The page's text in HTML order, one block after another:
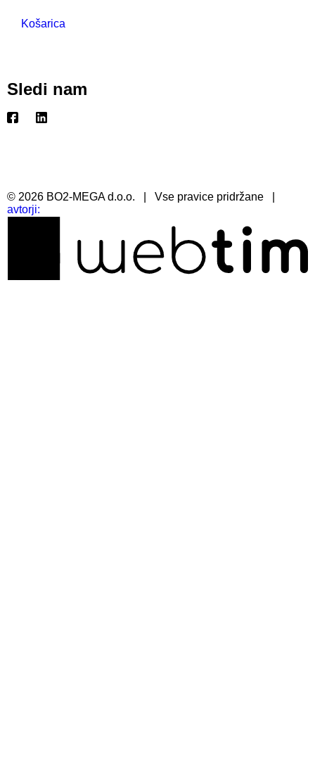
Košarica
Sledi nam
© 2026 BO2-MEGA d.o.o. Vse pravice pridržane
avtorji: